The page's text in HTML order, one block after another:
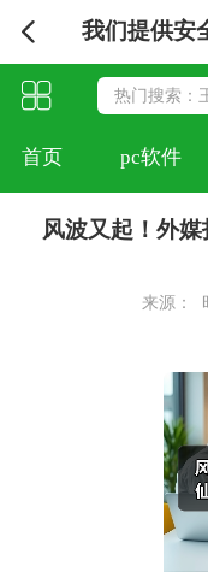
我们提供安
首页 pc软件
风波又起！外
来源：